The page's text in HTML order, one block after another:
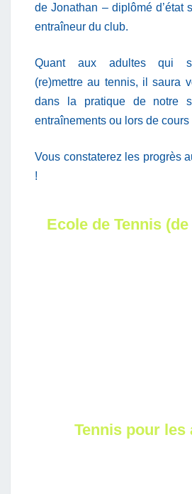
de Jonathan – diplômé d’état
entraîneur du club.
Quant aux adultes qui
(re)mettre au tennis, il saura
dans la pratique de notre
entraînements ou lors de
Vous constaterez les progrès
!
Ecole de Tennis
Tennis pour les